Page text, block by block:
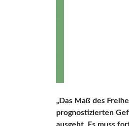
„Das Maß des
prognostizierten